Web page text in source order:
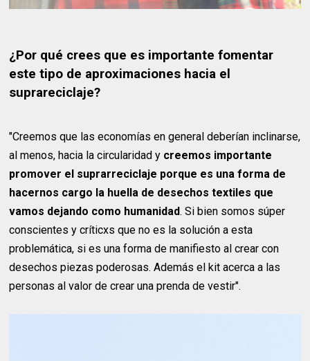
¿Por qué crees que es importante fomentar
este tipo de aproximaciones hacia el
suprareciclaje?
"Creemos que las economías en general deberían inclinarse,
al menos, hacia la circularidad y creemos importante
promover el suprarreciclaje porque es una forma de
hacernos cargo la huella de desechos textiles que
vamos dejando como humanidad. Si bien somos súper
conscientes y críticxs que no es la solución a esta
problemática, si es una forma de manifiesto al crear con
desechos piezas poderosas. Además el kit acerca a las
personas al valor de crear una prenda de vestir".